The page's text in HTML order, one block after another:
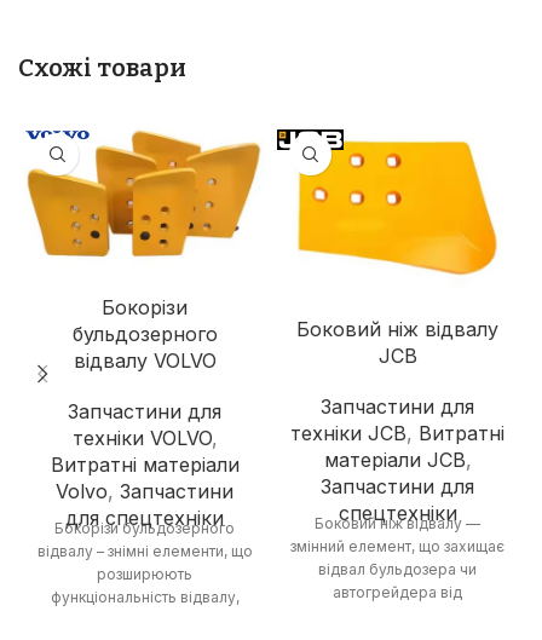
Схожі товари
Бокорізи
бульдозерного
відвалу VOLVO
Запчастини для
техніки VOLVO,
Витратні матеріали
Volvo, Запчастини
для спецтехніки
Бокорізи бульдозерного
відвалу – знімні елементи, що
розширюють
функціональність відвалу,
Боковий ніж відвалу
JCB
Запчастини для
техніки JCB, Витратні
матеріали JCB,
Запчастини для
спецтехніки
Боковий ніж відвалу —
змінний елемент, що захищає
відвал бульдозера чи
автогрейдера від